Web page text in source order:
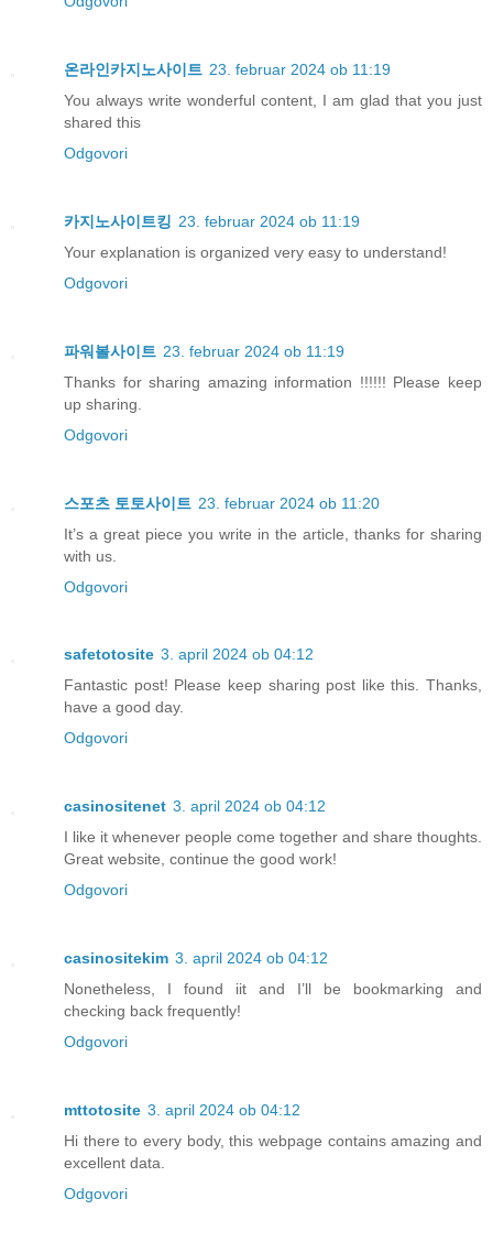
온라인카지노사이트 23. februar 2024 ob 11:19
You always write wonderful content, I am glad that you just
shared this
Odgovori
카지노사이트킹 23. februar 2024 ob 11:19
Your explanation is organized very easy to understand!
Odgovori
파워볼사이트 23. februar 2024 ob 11:19
Thanks for sharing amazing information !!!!!! Please keep
up sharing.
Odgovori
스포츠 토토사이트 23. februar 2024 ob 11:20
It’s a great piece you write in the article, thanks for sharing
with us.
Odgovori
safetotosite 3. april 2024 ob 04:12
Fantastic post! Please keep sharing post like this. Thanks,
have a good day.
Odgovori
casinositenet 3. april 2024 ob 04:12
I like it whenever people come together and share thoughts.
Great website, continue the good work!
Odgovori
casinositekim 3. april 2024 ob 04:12
Nonetheless, I found iit and I’ll be bookmarking and
checking back frequently!
Odgovori
mttotosite 3. april 2024 ob 04:12
Hi there to every body, this webpage contains amazing and
excellent data.
Odgovori